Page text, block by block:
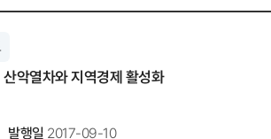
악열차와 지역경제 활성화
발행일 2017-09-10